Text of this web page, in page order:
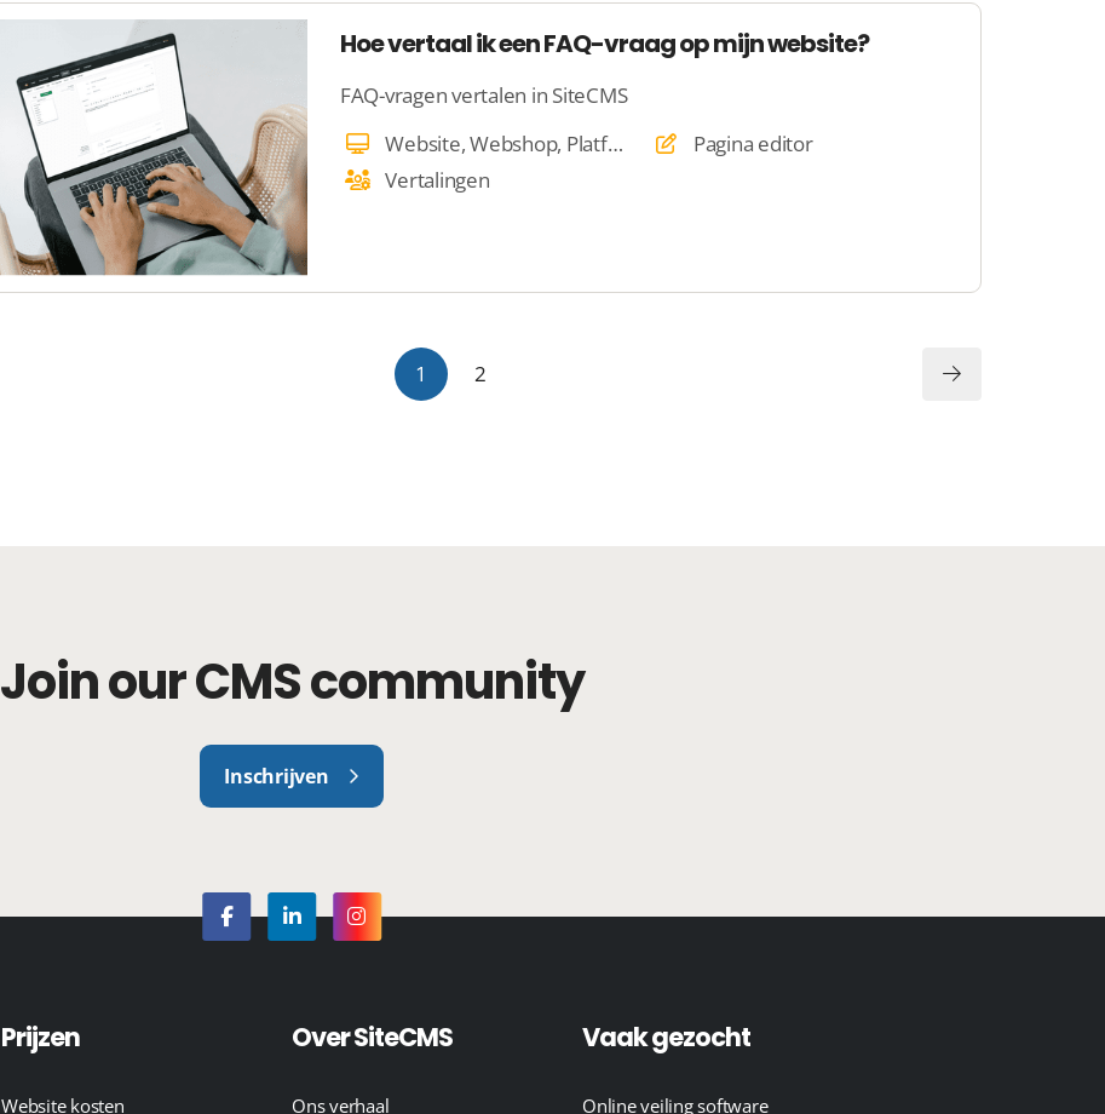
Hoe vertaal ik een FAQ-vraag op mijn website?
FAQ-vragen vertalen in SiteCMS
Website, Webshop, Platform
Pagina editor
Vertalingen
1 2
Join our CMS community
Inschrijven
Prijzen
Website kosten
Over SiteCMS
Ons verhaal
Vaak gezocht
Online veiling software